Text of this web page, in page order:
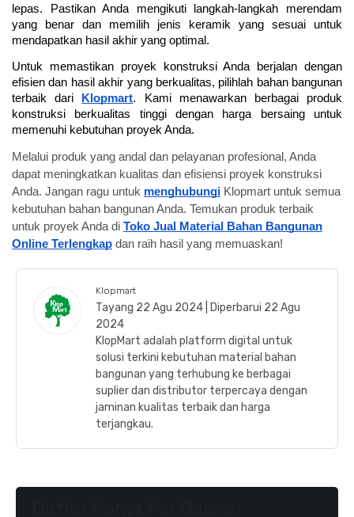
lepas. Pastikan Anda mengikuti langkah-langkah merendam
yang benar dan memilih jenis keramik yang sesuai untuk
mendapatkan hasil akhir yang optimal.
Untuk memastikan proyek konstruksi Anda berjalan dengan
efisien dan hasil akhir yang berkualitas, pilihlah bahan bangunan
terbaik dari
Klopmart. Kami menawarkan berbagai produk
konstruksi berkualitas tinggi dengan harga bersaing untuk
memenuhi kebutuhan proyek Anda.
Melalui produk yang andal dan pelayanan profesional, Anda
dapat meningkatkan kualitas dan efisiensi proyek konstruksi
Anda. Jangan ragu untuk menghubungi Klopmart untuk semua
kebutuhan bahan bangunan Anda. Temukan produk terbaik
untuk proyek Anda di Toko Jual Material Bahan Bangunan
Online Terlengkap dan raih hasil yang memuaskan!
Klopmart
Tayang 22 Agu 2024 | Diperbarui 22 Agu
2024
KlopMart adalah platform digital untuk
solusi terkini kebutuhan material bahan
bangunan yang terhubung ke berbagai
suplier dan distributor terpercaya dengan
jaminan kualitas terbaik dan harga
terjangkau.